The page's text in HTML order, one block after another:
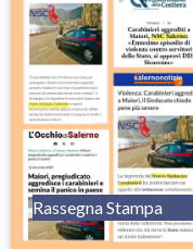
Rassegna Stampa